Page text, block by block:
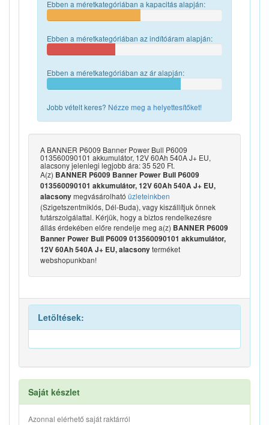
Ebben a méretkategóriában a kapacitás alapján:
Ebben a méretkategóriában az indítóáram alapján:
Ebben a méretkategóriában az ár alapján:
Jobb vételt keres? Nézze meg a helyettesítőket!
A BANNER P6009 Banner Power Bull P6009
013560090101 akkumulátor, 12V 60Ah 540A J+ EU,
alacsony jelenlegi legjobb ára: 35 520 Ft.
A(z) BANNER P6009 Banner Power Bull P6009
013560090101 akkumulátor, 12V 60Ah 540A J+ EU,
alacsonymegvásárolható üzleteinkben
(Szigetszentmiklós, Dél-Buda), vagy kiszállítjuk önnek
futárszolgálattal. Kérjük, hogy a biztos rendelkezésre
állás érdekében előre rendelje meg a(z) BANNER P6009
Banner Power Bull P6009 013560090101 akkumulátor,
12V 60Ah 540A J+ EU, alacsonyterméket
webshopunkban!
Letöltések:
Saját készlet
Azonnal elérhető saját raktárról